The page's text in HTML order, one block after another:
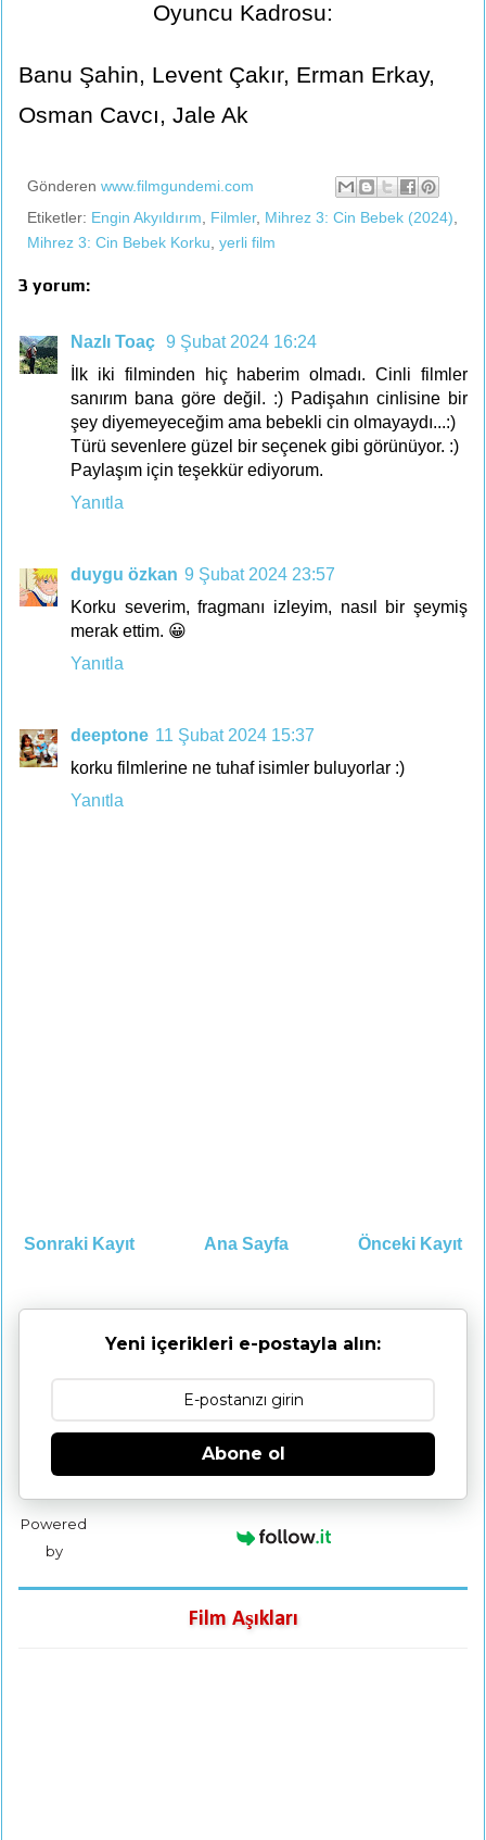
Oyuncu Kadrosu:
Banu Şahin, Levent Çakır, Erman Erkay,
Osman Cavcı, Jale Ak
Gönderen www.filmgundemi.com
Etiketler: Engin Akyıldırım, Filmler, Mihrez 3: Cin Bebek (2024),
Mihrez 3: Cin Bebek Korku, yerli film
3 yorum:
Nazlı Toaç 9 Şubat 2024 16:24
İlk iki filminden hiç haberim olmadı. Cinli filmler
sanırım bana göre değil. :) Padişahın cinlisine bir
şey diyemeyeceğim ama bebekli cin olmayaydı...:)
Türü sevenlere güzel bir seçenek gibi görünüyor. :)
Paylaşım için teşekkür ediyorum.
Yanıtla
duygu özkan 9 Şubat 2024 23:57
Korku severim, fragmanı izleyim, nasıl bir şeymiş
merak ettim. 😀
Yanıtla
deeptone 11 Şubat 2024 15:37
korku filmlerine ne tuhaf isimler buluyorlar :)
Yanıtla
Sonraki Kayıt Önceki Kayıt
Ana Sayfa
Yeni içerikleri e-postayla alın:
Abone ol
Powered
by
Film Aşıkları